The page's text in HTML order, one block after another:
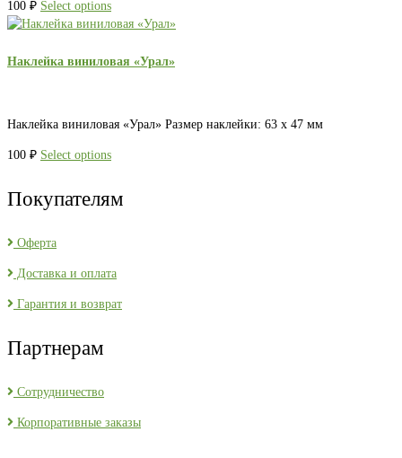
100 ₽ Select options
Наклейка виниловая «Урал»
Наклейка виниловая «Урал» Размер наклейки: 63 х 47 мм
100 ₽ Select options
Покупателям
Оферта
Доставка и оплата
Гарантия и возврат
Партнерам
Сотрудничество
Корпоративные заказы